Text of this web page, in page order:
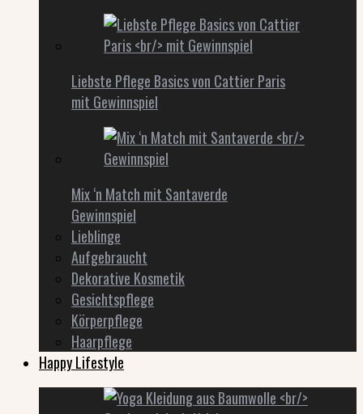
Liebste Pflege Basics von Cattier Paris
mit Gewinnspiel
Mix ‘n Match mit Santaverde
Gewinnspiel
Lieblinge
Aufgebraucht
Dekorative Kosmetik
Gesichtspflege
Körperpflege
Haarpflege
Happy Lifestyle